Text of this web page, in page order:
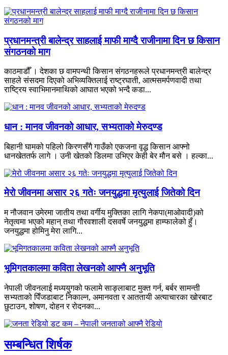
प्रधानमन्त्री बालेन्द्र साहलाई माफी माग्दै राजीनामा दिन छ किसान
संगठनको माग
काठमाडौँ । देशका छ वामपन्थी किसान संगठनहरूले प्रधानमन्त्री बालेन्द्र
साहले संसदमा दिएको अभिव्यक्तिलाई राष्ट्रघाती, आत्मसमर्पणवादी तथा
राष्ट्रिय स्वाभिमानमाथिको आघात भएको भन्दै कडा...
धान : मानव जीवनको आधार, सभ्यताको मेरुदण्ड
बिहानी घामको पहिलो किरणसँगै गाउँको एकजना वृद्ध किसान आफ्नो
धानखेततर्फ लागे । उनी खेतको डिलमा उभिएर केही बेर मौन बसे । हल्का...
मेरो जीवनमा असार २६ गतेः जनयुद्धमा मृत्युलाई जितेको दिन
म नौजवान उमेरमा जातीय तथा वर्गीय मुक्तिका लागि नेकपा(माओवादी)को
नेतृत्वमा भएको महान् तथा गौरवशाली दसवर्षे जनयुद्धमा हाम्फालेको हुँ।
जनयुद्धमा होमिनु मेरा लागि...
भूमिगतकालमा कविता लेखनको आफ्नै अनुभूति
नेपाली जीवनलाई मध्ययुगको फलामे साङ्लाबाट मुक्त गर्न, बर्बर सामन्ती
सभ्यताको पिँजडाबाट निकाल्न, अमानवता र आततायी अत्याचारका खोरबाट
छुटाउन, शोषण, दोहन र रोदनका...
सम्बन्धित शिर्षक